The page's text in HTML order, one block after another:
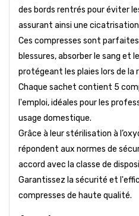
des bords rentrés pour éviter
assurant ainsi une
Ces compresses sont
blessures, absorber le sang et
protégeant les plaies lors de la
Chaque sachet contient 5
l'emploi, idéales pour les
usage domestique.
Grâce à leur stérilisation à
répondent aux normes de
accord avec la classe de
Garantissez la sécurité et
compresses de haute qualité.